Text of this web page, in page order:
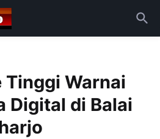
Warnai
Digital di Balai